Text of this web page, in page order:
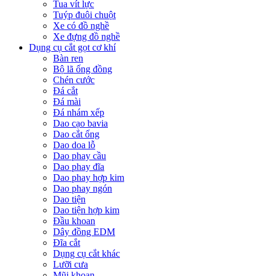
Tua vít lực
Tuýp đuôi chuột
Xe có đồ nghề
Xe đựng đồ nghề
Dụng cụ cắt gọt cơ khí
Bàn ren
Bộ lã ống đồng
Chén cước
Đá cắt
Đá mài
Đá nhám xếp
Dao cạo bavia
Dao cắt ống
Dao doa lỗ
Dao phay cầu
Dao phay đĩa
Dao phay hợp kim
Dao phay ngón
Dao tiện
Dao tiện hợp kim
Đầu khoan
Dây đồng EDM
Đĩa cắt
Dụng cụ cắt khác
Lưỡi cưa